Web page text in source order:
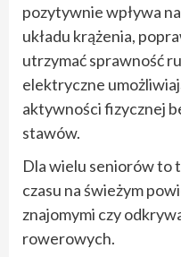
pozytywnie wpływa
układu krążenia,
utrzymać sprawność
elektryczne
aktywności fizycznej
stawów.
Dla wielu seniorów to
czasu na świeżym
znajomymi czy
rowerowych.